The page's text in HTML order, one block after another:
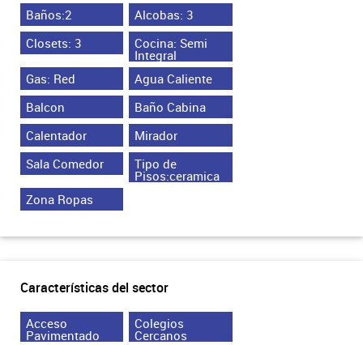
Baños:2
Alcobas: 3
Closets: 3
Cocina: Semi
Integral
Gas: Red
Agua Caliente
Balcon
Baño Cabina
Calentador
Mirador
Sala Comedor
Tipo de
Pisos:ceramica
Zona Ropas
Características del sector
Acceso
Pavimentado
Colegios
Cercanos